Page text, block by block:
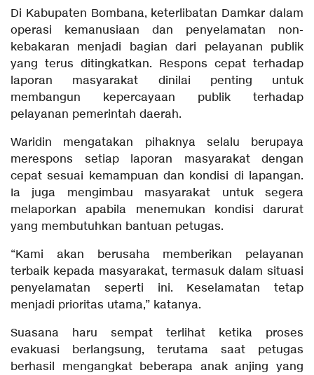
Di Kabupaten Bombana, keterlibatan Damkar dalam
operasi kemanusiaan dan penyelamatan non-
kebakaran menjadi bagian dari pelayanan publik
yang terus ditingkatkan. Respons cepat terhadap
laporan masyarakat dinilai penting untuk
membangun kepercayaan publik terhadap
pelayanan pemerintah daerah.
Waridin mengatakan pihaknya selalu berupaya
merespons setiap laporan masyarakat dengan
cepat sesuai kemampuan dan kondisi di lapangan.
Ia juga mengimbau masyarakat untuk segera
melaporkan apabila menemukan kondisi darurat
yang membutuhkan bantuan petugas.
“Kami akan berusaha memberikan pelayanan
terbaik kepada masyarakat, termasuk dalam situasi
penyelamatan seperti ini. Keselamatan tetap
menjadi prioritas utama,” katanya.
Suasana haru sempat terlihat ketika proses
evakuasi berlangsung, terutama saat petugas
berhasil mengangkat beberapa anak anjing yang